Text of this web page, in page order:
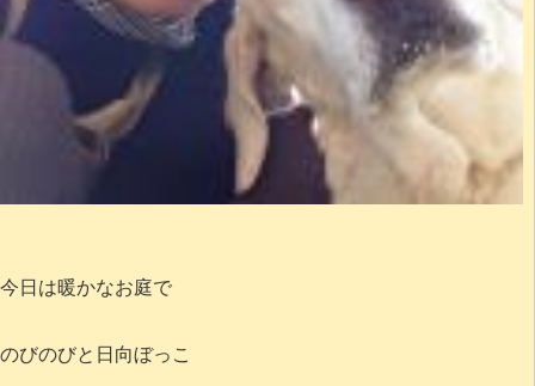
今日は暖かなお庭で
のびのびと日向ぼっこ